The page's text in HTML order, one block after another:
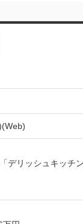
デリッシュキッチ